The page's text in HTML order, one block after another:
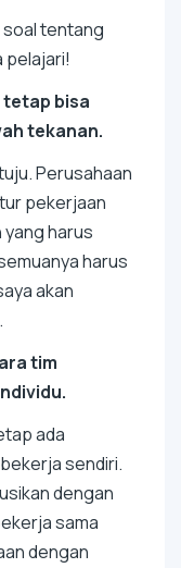
tentang
pelajari!
tetap bisa
tekanan.
Perusahaan
pekerjaan
harus
harus
akan
tim
ada
sendiri.
dengan
sama
dengan